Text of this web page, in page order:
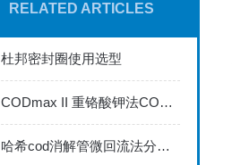
RELATED ARTICLES
杜邦密封圈使用选型
CODmax II 重铬酸钾法COD分析仪器
哈希cod消解管微回流法分析步骤